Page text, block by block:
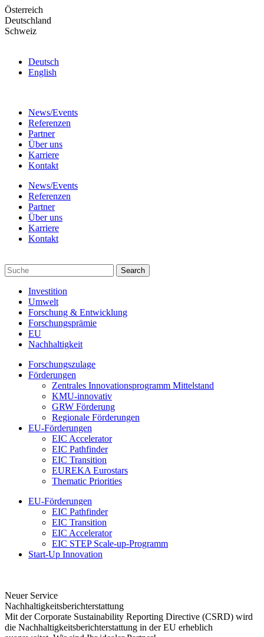
Skip
to
the
Österreich
Deutschland
Schweiz
Deutsch
English
News/Events
Referenzen
Partner
Über uns
Karriere
Kontakt
News/Events
Referenzen
Partner
Über uns
Karriere
Kontakt
Investition
Umwelt
Forschung & Entwicklung
Forschungsprämie
EU
Nachhaltigkeit
Forschungszulage
Förderungen
Zentrales Innovationsprogramm Mittelstand
KMU-innovativ
GRW Förderung
Regionale Förderungen
EU-Förderungen
EIC Accelerator
EIC Pathfinder
EIC Transition
EUREKA Eurostars
Thematic Priorities
EU-Förderungen
EIC Pathfinder
EIC Transition
EIC Accelerator
EIC STEP Scale-up-Programm
Start-Up Innovation
Neuer Service
Nachhaltigkeitsberichterstattung
Mit der Corporate Sustainability Reporting Directive (CSRD) wird
die Nachhaltigkeitsberichterstattung in der EU erheblich